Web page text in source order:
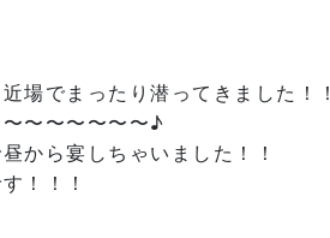
場でまったり潜ってきました！！
〜〜〜〜〜〜♪
から宴しちゃいました！！
！！！